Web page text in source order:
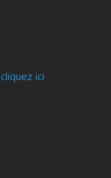
cliquez ici